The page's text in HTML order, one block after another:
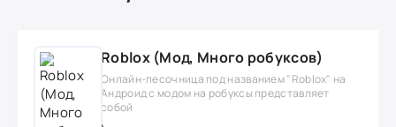
Roblox (Мод, Много робуксов)
Онлайн-песочница под названием "Roblox" на
Андроид с модом на робуксы представляет
собой